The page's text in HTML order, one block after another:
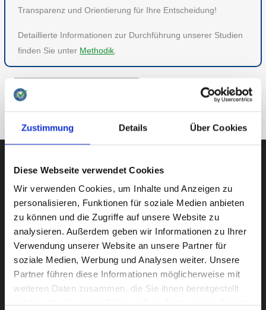
Zustimmung Details Über Cookies
Diese Webseite verwendet Cookies
Wir verwenden Cookies, um Inhalte und Anzeigen zu
personalisieren, Funktionen für soziale Medien anbieten
zu können und die Zugriffe auf unsere Website zu
analysieren. Außerdem geben wir Informationen zu Ihrer
Verwendung unserer Website an unsere Partner für
soziale Medien, Werbung und Analysen weiter. Unsere
Partner führen diese Informationen möglicherweise mit
weiteren Daten zusammen, die Sie ihnen bereitgestellt
Transparenz und Orientierung für Ihre Entscheidung!
Detaillierte Informationen zur Durchführung unserer Studien
finden Sie unter Methodik.
ZU FREIZEIT & HOBBY
AUBII GMBH
Große Bleichen 21
20354 HAMBURG